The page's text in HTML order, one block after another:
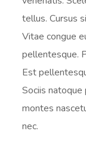
tellus. Cursus
Vitae congue
pellentesque.
Est
Sociis
montes
nec.